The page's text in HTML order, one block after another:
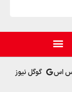
اس گوگل نیوز